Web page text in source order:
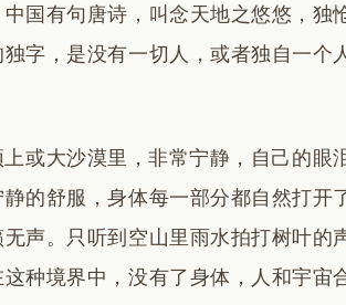
国有句唐诗，叫念天地之悠悠，独
字，是没有一切人，或者独自一个
或大沙漠里，非常宁静，自己的眼
的舒服，身体每一部分都自然打开
声。只听到空山里雨水拍打树叶的
种境界中，没有了身体，人和宇宙